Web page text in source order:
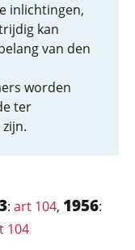
inlichtingen,
kan
van den
worden
ter
: art 104, 1956:
104